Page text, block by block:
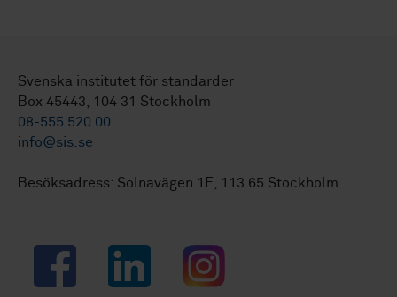
Svenska institutet för standarder
Box 45443, 104 31 Stockholm
08-555 520 00
info@sis.se
Besöksadress: Solnavägen 1E, 113 65 Stockholm
Facebook LinkedIn Instagram